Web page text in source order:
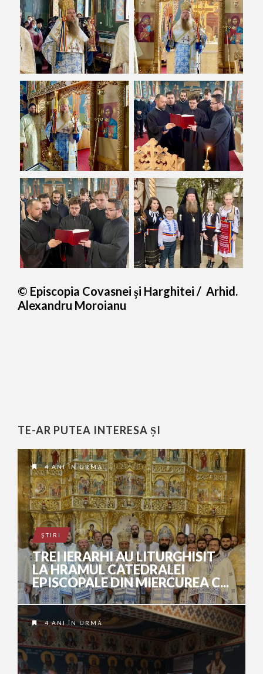
© Episcopia Covasnei și Harghitei / Arhid.
Alexandru Moroianu
TE-AR PUTEA INTERESA ȘI
4 ANI ÎN URMĂ
ŞTIRI
TREI IERARHI AU LITURGHISIT
LA HRAMUL CATEDRALEI
EPISCOPALE DIN MIERCUREA C...
4 ANI ÎN URMĂ